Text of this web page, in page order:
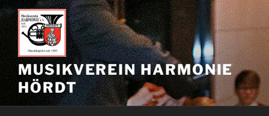
Zum
Inhalt
springen
MUSIKVEREIN HARMONIE
HÖRDT